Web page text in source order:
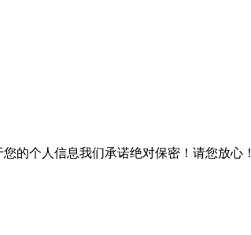
的个人信息我们承诺绝对保密！请您放心！